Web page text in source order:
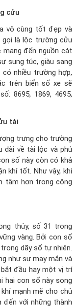
cửu
vô cùng tốt đẹp và
là lộc trường cửu
đến nguồn cát
sung túc, giàu sang
có nhiều trường hợp,
trên biển số xe sẽ
8695, 1869, 4695,
tài
trưng cho trường
dài về tài lộc và phú
số này còn có khả
khí tốt. Như vậy, khi
tâm hơn trong công
thủy, số 31 trong
vàng. Bởi con số
dãy số tự nhiên.
như sự may mắn và
đầu hay một vị trí
hai con số này song
mạnh mẽ cho chủ
với những thành